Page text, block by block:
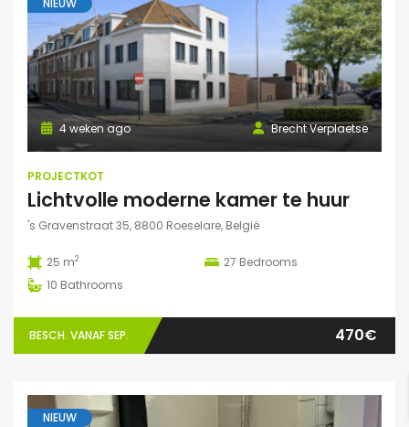
Brecht Verplaetse
4 weken ago
PROJECTKOT
Lichtvolle moderne kamer te huur
's Gravenstraat 35, 8800 Roeselare, België
25 m2 27 Bedrooms
10 Bathrooms
BESCH. VANAF SEP. 470€
NIEUW